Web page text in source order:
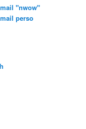
"nwow"
perso